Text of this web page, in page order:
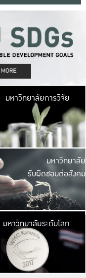
มหาวิ
มีพื้นที่เขียวสดใส
เป็นป่าในเมือง เกษต
มหาวิทยาลัยการวิจัย
มหาวิ
ค
เปิดประ
และพบเรื่องราวใ
มหาวิทยาลัย
รับผิดชอบต่อสังคม
มหาวิ
เปลี่ยนแปลง แล
เพื่อทำง
ระบบสารสนเทศ
มหาวิทยาลัยระดับโลก